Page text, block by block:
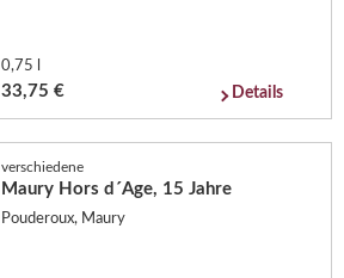
0,75 l
33,75 € Details
verschiedene
Maury Hors d´Age, 15 Jahre
Pouderoux, Maury